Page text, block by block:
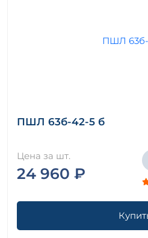
ПШЛ 63б-42-5 б
Цена за шт.
24 960 ₽